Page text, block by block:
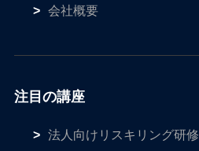
会社概要
注目の講座
法人向けリスキリング研修